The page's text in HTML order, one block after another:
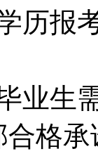
历报
业生
合格